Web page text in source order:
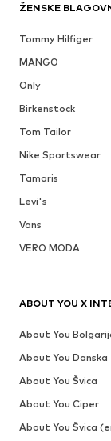
ŽENSKE
Tommy Hilfiger
MANGO
Only
Birkenstock
Tom Tailor
Nike Sportswear
Tamaris
Levi's
Vans
VERO MODA
ABOUT YOU X
About You
About You Danska
About You Švica
About You Ciper
About You Švica